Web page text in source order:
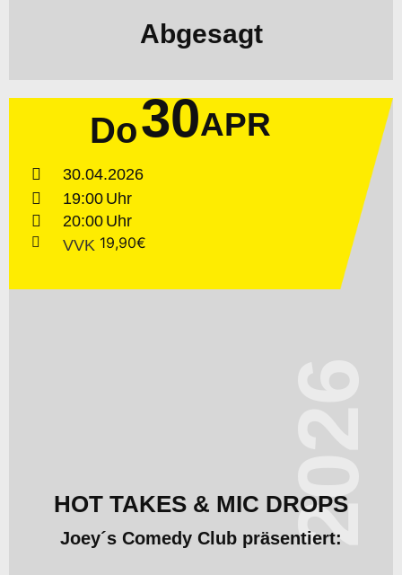
Abgesagt
Do30APR
30.04.2026
19:00
20:00
VVK 19,90€
HOT TAKES & MIC DROPS
Joey´s Comedy Club präsentiert:
2026